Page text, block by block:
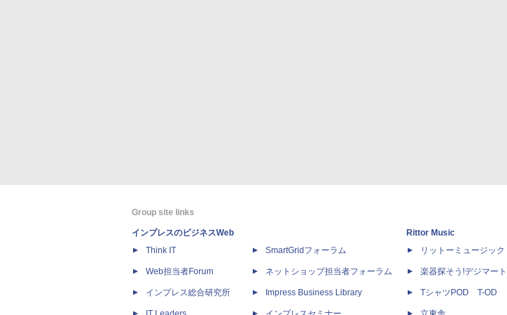
Group site links
インプレスのビジネスWeb
Think IT
Web担当者Forum
インプレス総合研究所
SmartGridフォーラム
ネットショップ担当者フォーラム
Impress Business Library
Rittor Music
リットーミュージック
楽器探そう!デジマート
TシャツPOD T-OD